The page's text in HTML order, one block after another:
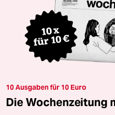
10 Ausgaben für 10 Euro
Die Wochenzeitung